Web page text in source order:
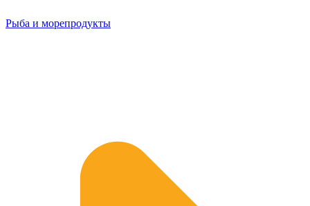
Рыба и морепродукты